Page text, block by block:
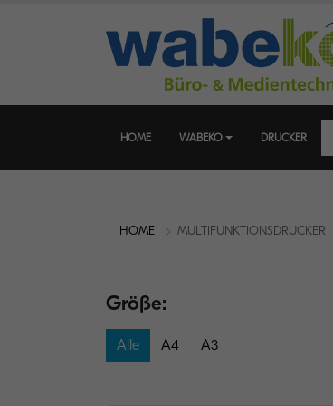
HOME WABEKO DRUCKER
HOME MULTIFUNKTIONSDRUCKER
Größe:
Alle A4 A3